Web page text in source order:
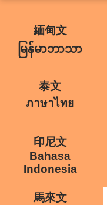
緬甸文
မြန်မာဘာသာ
泰文
ภาษาไทย
印尼文
Bahasa
Indonesia
馬來文